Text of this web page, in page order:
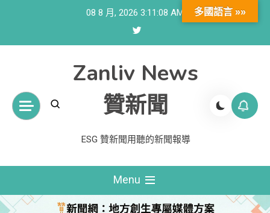
08 8 月, 2026 3:11:08 AM
Zanliv News
贊新聞
ESG 贊新聞用聽的新聞報導
Menu
多國語言 »»